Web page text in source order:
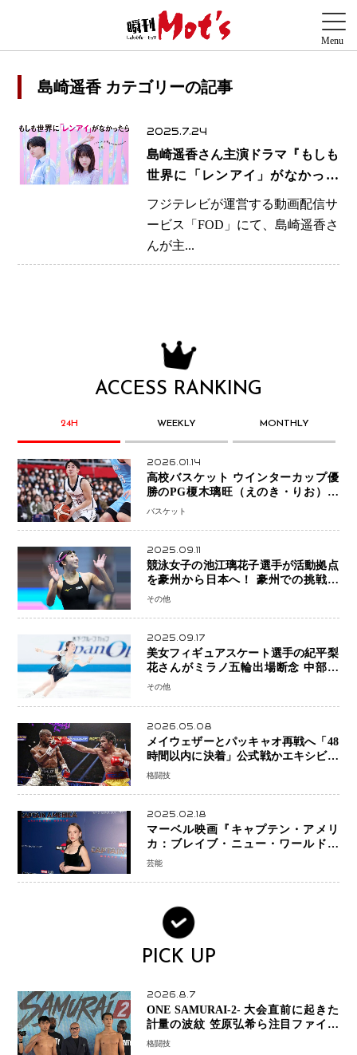
島崎遥香 カテゴリーの記事
2025.7.24
島崎遥香さん主演ドラマ『もしも
世界に「レンアイ」がなかった
ら』FODで7月31日より配信開始
フジテレビが運営する動画配信サ
ービス「FOD」にて、島崎遥香さ
んが主...
ACCESS RANKING
24H WEEKLY MONTHLY
2026.01.14
高校バスケット ウインターカップ優
勝のPG榎木璃旺（えのき・りお）が
プロの現場へ―。
バスケット
2025.09.11
競泳女子の池江璃花子選手が活動拠点
を豪州から日本へ！ 豪州での挑戦を
糧に、28年ロサンゼルス五輪へ再始動
その他
2025.09.17
美女フィギュアスケート選手の紀平梨
花さんがミラノ五輪出場断念 中部選
手権欠場を発表「安全最優先の判断」
その他
2026.05.08
メイウェザーとパッキャオ再戦へ「48
時間以内に決着」公式戦かエキシビシ
ョンか混迷続く
格闘技
2025.02.18
マーベル映画『キャプテン・アメリ
カ：ブレイブ・ニュー・ワールド』
新ブラック・ウィドウ役のシラ・ハー
芸能
PICK UP
2026.8.7
ONE SAMURAI-2- 大会直前に起きた
計量の波紋 笠原弘希ら注目ファイタ
ーは契約体重で決戦へ、山本歩夢と平
格闘技